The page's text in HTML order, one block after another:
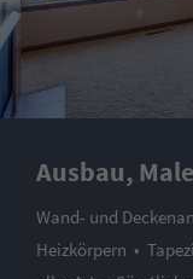
Ausbau,
Wand- und
Heizkörpern •